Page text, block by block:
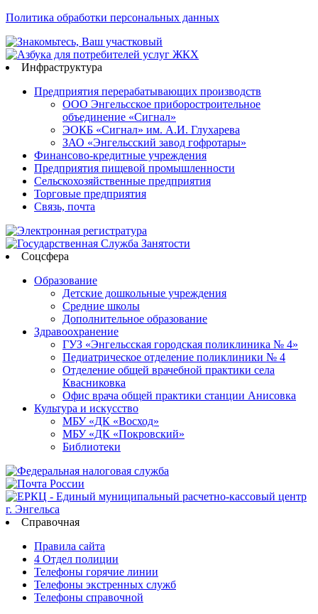
Политика обработки персональных данных
Инфраструктура
Предприятия перерабатывающих производств
ООО Энгельсское приборостроительное
объединение «Сигнал»
ЭОКБ «Сигнал» им. А.И. Глухарева
ЗАО «Энгельсский завод гофротары»
Финансово-кредитные учреждения
Предприятия пищевой промышленности
Сельскохозяйственные предприятия
Торговые предприятия
Связь, почта
Соцсфера
Образование
Детские дошкольные учреждения
Средние школы
Дополнительное образование
Здравоохранение
ГУЗ «Энгельсская городская поликлиника № 4»
Педиатрическое отделение поликлиники № 4
Отделение общей врачебной практики села
Квасниковка
Офис врача общей практики станции Анисовка
Культура и искусство
МБУ «ДК «Восход»
МБУ «ДК «Покровский»
Библиотеки
Справочная
Правила сайта
4 Отдел полиции
Телефоны горячие линии
Телефоны экстренных служб
Телефоны справочной